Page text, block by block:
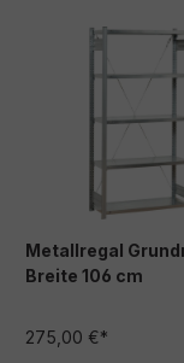
Metallregal
Breite 106 cm
275,00 €*